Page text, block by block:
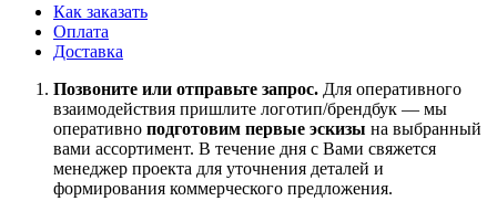
Как заказать
Оплата
Доставка
Позвоните или отправьте запрос. Для оперативного
взаимодействия пришлите логотип/брендбук — мы
оперативно подготовим первые эскизы на выбранный
вами ассортимент. В течение дня с Вами свяжется
менеджер проекта для уточнения деталей и
формирования коммерческого предложения.